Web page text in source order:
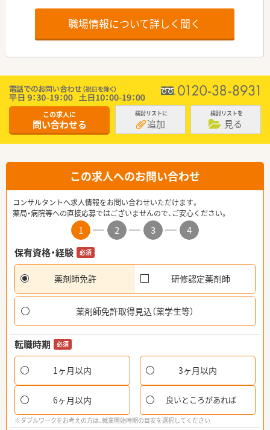
職場情報について詳しく聞く
この求人に
問い合わせる
検討リストに
追加
検討リストを
見る
この求人へのお問い合わせ
コンサルタントへ求人情報をお問い合わせいただけます。
薬局・病院等への直接応募ではございませんので、ご安心ください。
1 2 3
4
保有資格・経験
必須
薬剤師免許 研修認定薬剤師
薬剤師免許取得見込（薬学生等）
転職時期 必須
1ヶ月以内 3ヶ月以内
6ヶ月以内 良いところがあれば
※ダブルワークをお考えの方は、就業開始時期の目安を選択してください